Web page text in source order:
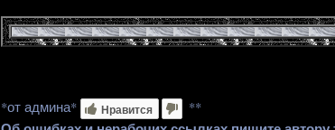
*от админа* Нравится **